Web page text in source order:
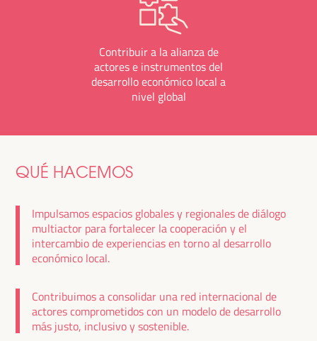
Contribuir a la alianza de
actores e instrumentos del
desarrollo económico local a
nivel global
QUÉ HACEMOS
Impulsamos espacios globales y regionales de diálogo
multiactor para fortalecer la cooperación y el
intercambio de experiencias en torno al desarrollo
económico local.
Contribuimos a consolidar una red internacional de
actores comprometidos con un modelo de desarrollo
más justo, inclusivo y sostenible.